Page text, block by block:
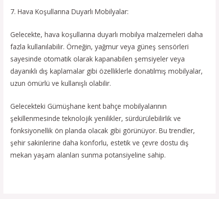
7. Hava Koşullarına Duyarlı Mobilyalar:
Gelecekte, hava koşullarına duyarlı mobilya malzemeleri daha
fazla kullanılabilir. Örneğin, yağmur veya güneş sensörleri
sayesinde otomatik olarak kapanabilen şemsiyeler veya
dayanıklı dış kaplamalar gibi özelliklerle donatılmış mobilyalar,
uzun ömürlü ve kullanışlı olabilir.
Gelecekteki Gümüşhane kent bahçe mobilyalarının
şekillenmesinde teknolojik yenilikler, sürdürülebilirlik ve
fonksiyonellik ön planda olacak gibi görünüyor. Bu trendler,
şehir sakinlerine daha konforlu, estetik ve çevre dostu dış
mekan yaşam alanları sunma potansiyeline sahip.